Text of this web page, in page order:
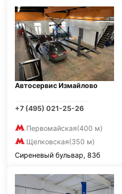
Автосервис Измайлово
+7 (495) 021-25-26
Первомайская(400 м)
Щелковская(350 м)
Сиреневый бульвар, 83б